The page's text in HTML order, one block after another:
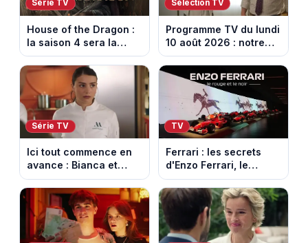
Série TV
House of the Dragon :
la saison 4 sera la
dernière, mais il faudra
attendre 2028
Sélection TV
Programme TV du lundi
10 août 2026 : notre
sélection pour votre
soirée télé
Série TV
Ici tout commence en
avance : Bianca et
Loup s’embrassent.
Episode du 11 août
2026 (spoiler)
TV
Ferrari : les secrets
d'Enzo Ferrari, le
fondateur de la
marque mythique au
cheval cabré